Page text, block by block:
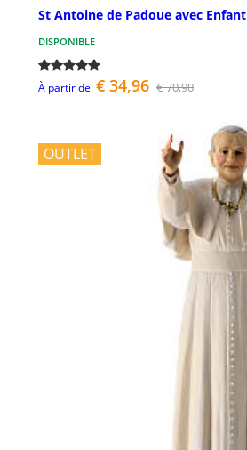
St Antoine de Padoue avec
DISPONIBLE
À partir de € 34,96 € 70,90
OUTLET